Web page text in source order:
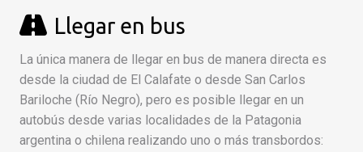
Llegar en bus
La única manera de llegar en bus de manera directa es
desde la ciudad de El Calafate o desde San Carlos
Bariloche (Río Negro), pero es posible llegar en un
autobús desde varias localidades de la Patagonia
argentina o chilena realizando uno o más transbordos: